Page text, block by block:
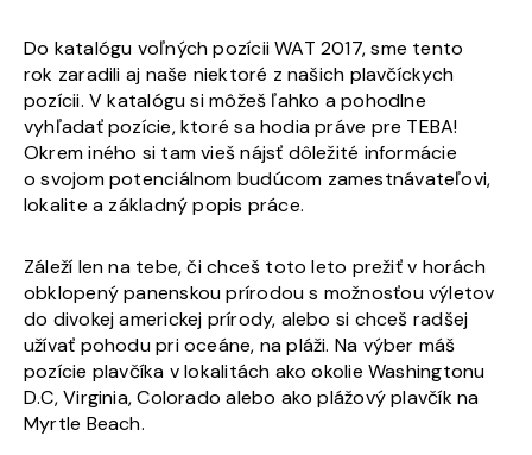
Do katalógu voľných pozícii WAT 2017, sme tento
rok zaradili aj naše niektoré z našich plavčíckych
pozícii. V katalógu si môžeš ľahko a pohodlne
vyhľadať pozície, ktoré sa hodia práve pre TEBA!
Okrem iného si tam vieš nájsť dôležité informácie
o svojom potenciálnom budúcom zamestnávateľovi,
lokalite a základný popis práce.
Záleží len na tebe, či chceš toto leto prežiť v horách
obklopený panenskou prírodou s možnosťou výletov
do divokej americkej prírody, alebo si chceš radšej
užívať pohodu pri oceáne, na pláži. Na výber máš
pozície plavčíka v lokalitách ako okolie Washingtonu
D.C, Virginia, Colorado alebo ako plážový plavčík na
Myrtle Beach.